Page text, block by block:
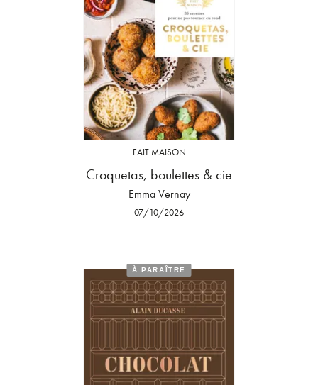
FAIT MAISON
Croquetas, boulettes & cie
Emma Vernay
07/10/2026
À PARAÎTRE